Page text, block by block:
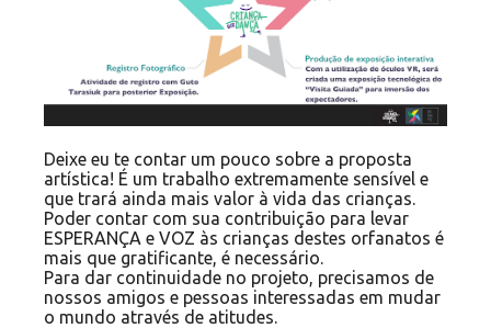
Deixe eu te contar um pouco sobre a proposta
artística! É um trabalho extremamente sensível e
que trará ainda mais valor à vida das crianças.
Poder contar com sua contribuição para levar
ESPERANÇA e VOZ às crianças destes orfanatos é
mais que gratificante, é necessário.
Para dar continuidade no projeto, precisamos de
nossos amigos e pessoas interessadas em mudar
o mundo através de atitudes.